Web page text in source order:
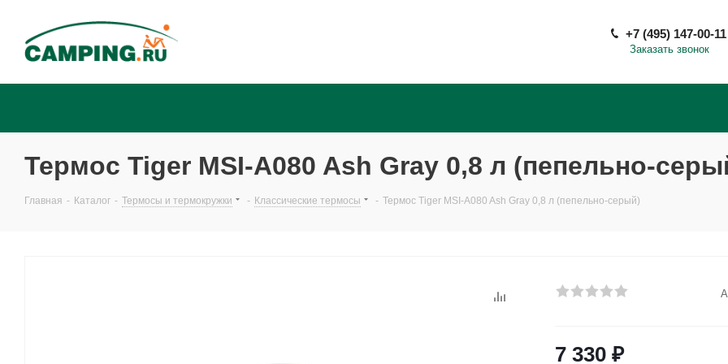
+7 (495) 147-00-11
Заказать звонок
Термос Tiger MSI-A080 Ash Gray 0,8 л (пепельно-
Главная - Каталог - Термосы и термокружки - Классические термосы - Термос Tiger MSI-A080 Ash Gray 0,8 л (пепельно-серый)
7 330 ₽